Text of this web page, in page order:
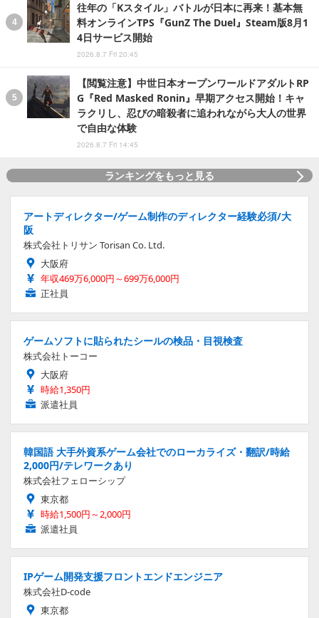
往年の「Kスタイル」バトルが日本に再来！基本無
料オンラインTPS『GunZ The Duel』Steam版8月1
4日サービス開始
2026.8.7 Fri 20:45
【閲覧注意】中世日本オープンワールドアダルトRP
G『Red Masked Ronin』早期アクセス開始！キャ
ラクリし、忍びの暗殺者に追われながら大人の世界
で自由な体験
2026.8.7 Fri 14:45
ランキングをもっと見る
アートディレクター/ゲーム制作のディレクター経験必須/大
阪
株式会社トリサン Torisan Co. Ltd.
大阪府
年収469万6,000円～699万6,000円
正社員
ゲームソフトに貼られたシールの検品・目視検査
株式会社トーコー
大阪府
時給1,350円
派遣社員
韓国語 大手外資系ゲーム会社でのローカライズ・翻訳/時給
2,000円/テレワークあり
株式会社フェローシップ
東京都
時給1,500円～2,000円
派遣社員
IPゲーム開発支援フロントエンドエンジニア
株式会社D-code
東京都